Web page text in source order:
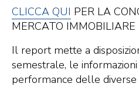
CLICCA QUI PER LA
MERCATO
Il report mette a
semestrale, le
performance delle diverse